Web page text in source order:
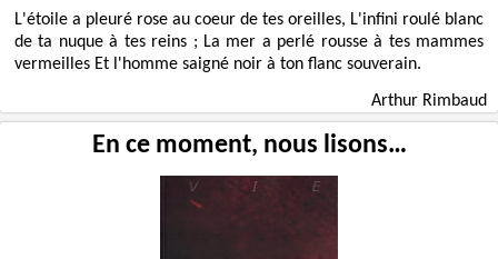
L'étoile a pleuré rose au coeur de tes oreilles, L'infini roulé blanc
de ta nuque à tes reins ; La mer a perlé rousse à tes mammes
vermeilles Et l'homme saigné noir à ton flanc souverain.
Arthur Rimbaud
En ce moment, nous lisons…